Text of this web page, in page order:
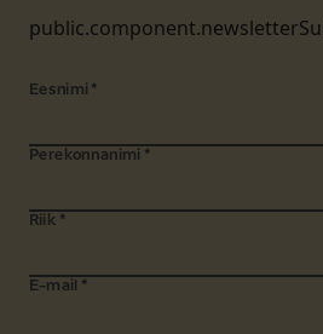
Eesnimi *
Perekonnanimi *
Riik *
E-mail *